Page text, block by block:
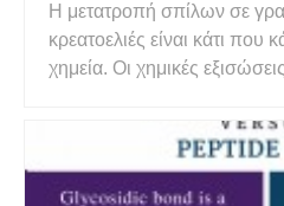
Η μετατροπή σπίλων σε
κρεατοελιές είναι κάτι που
χημεία. Οι χημικές
κρεατοελιών, ωστόσο
κλίμακες και ζυγαριές, οι